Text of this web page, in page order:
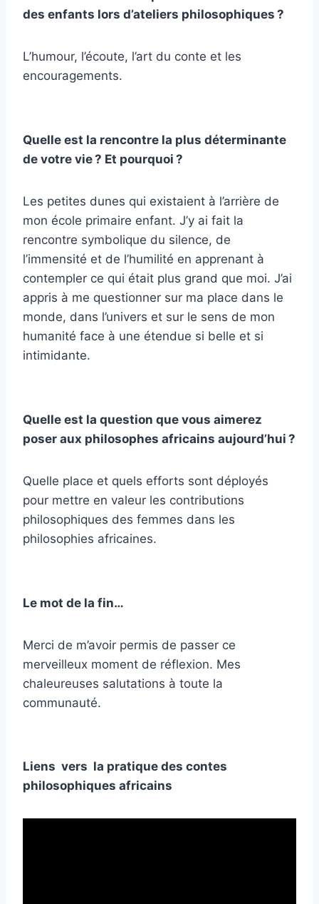
des enfants lors d’ateliers philosophiques ?
L’humour, l’écoute, l’art du conte et les
encouragements.
Quelle est la rencontre la plus déterminante
de votre vie ? Et pourquoi ?
Les petites dunes qui existaient à l’arrière de
mon école primaire enfant. J’y ai fait la
rencontre symbolique du silence, de
l’immensité et de l’humilité en apprenant à
contempler ce qui était plus grand que moi. J’ai
appris à me questionner sur ma place dans le
monde, dans l’univers et sur le sens de mon
humanité face à une étendue si belle et si
intimidante.
Quelle est la question que vous aimerez
poser aux philosophes africains aujourd’hui ?
Quelle place et quels efforts sont déployés
pour mettre en valeur les contributions
philosophiques des femmes dans les
philosophies africaines.
Le mot de la fin…
Merci de m’avoir permis de passer ce
merveilleux moment de réflexion. Mes
chaleureuses salutations à toute la
communauté.
Liens vers la pratique des contes
philosophiques africains